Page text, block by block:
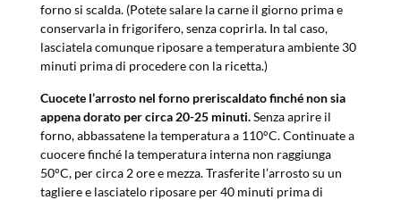
forno si scalda. (Potete salare la carne il giorno prima e
conservarla in frigorifero, senza coprirla. In tal caso,
lasciatela comunque riposare a temperatura ambiente 30
minuti prima di procedere con la ricetta.)
Cuocete l’arrosto nel forno preriscaldato finché non sia
appena dorato per circa 20-25 minuti.Senza aprire il
forno, abbassatene la temperatura a 110°C. Continuate a
cuocere finché la temperatura interna non raggiunga
50°C, per circa 2 ore e mezza. Trasferite l’arrosto su un
tagliere e lasciatelo riposare per 40 minuti prima di